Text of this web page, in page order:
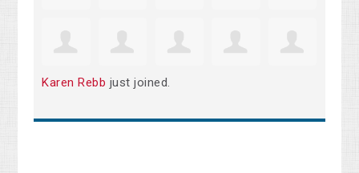
Karen Rebb just joined.